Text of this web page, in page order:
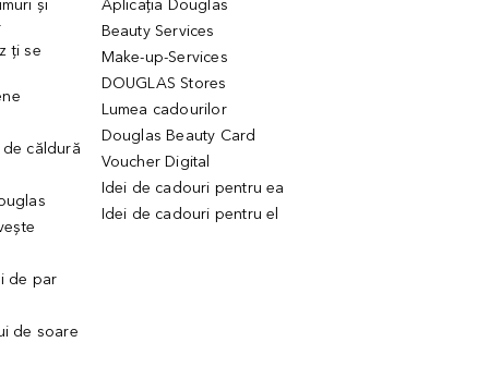
și
ți se
căldură
de par
de soare
Aplicația Douglas
Beauty Services
Make-up-Services
DOUGLAS Stores
Lumea cadourilor
Douglas Beauty Card
Voucher Digital
Idei de cadouri pentru ea
Idei de cadouri pentru el